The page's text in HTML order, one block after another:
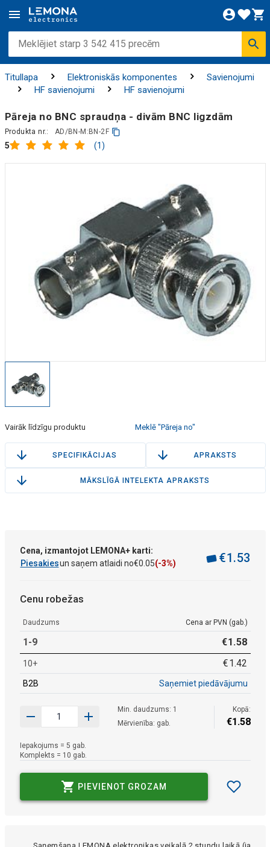
Titullapa Elektroniskās komponentes
Savienojumi
HF savienojumi
HF savienojumi
Pāreja no BNC spraudņa - divām BNC ligzdām
5 (1)
Produkta nr.: AD/BN-M:BN-2F
Vairāk līdzīgu produktu Meklē "Pāreja no"
SPECIFIKĀCIJAS APRAKSTS
MĀKSLĪGĀ INTELEKTA APRAKSTS
Cena, izmantojot LEMONA+ karti:
Piesakiesun saņem atlaidi no€0.05(-3%) €1.53
Cenu robežas
Daudzums Cena ar PVN (gab.)
1-9 €1 .58
10+ €1.42
B2B Saņemiet piedāvājumu
Min. daudzums: 1
Mērvienība: gab.
Kopā:
€1 .58
Iepakojums = 5 gab.
Komplekts = 10 gab.
PIEVIENOT GROZAM